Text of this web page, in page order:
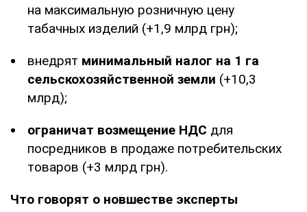
на максимальную розничную цену
табачных изделий (+1,9 млрд грн);
внедрят минимальный налог на 1 га
сельскохозяйственной земли (+10,3
млрд);
ограничат возмещение НДС для
посредников в продаже потребительских
товаров (+3 млрд грн).
Что говорят о новшестве эксперты